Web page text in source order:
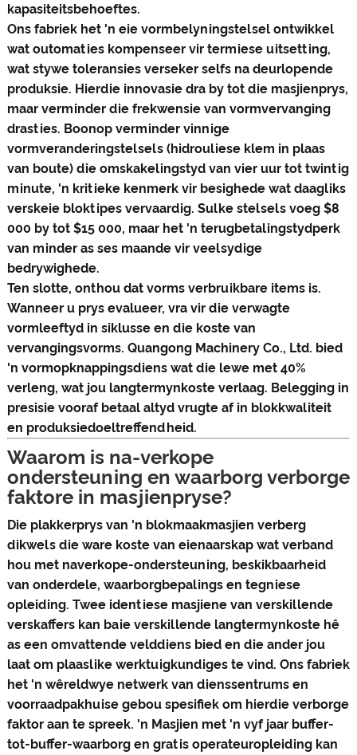
kapasiteitsbehoeftes.
Ons fabriek het 'n eie vormbelyningstelsel ontwikkel
wat outomaties kompenseer vir termiese uitsetting,
wat stywe toleransies verseker selfs na deurlopende
produksie. Hierdie innovasie dra by tot die masjienprys,
maar verminder die frekwensie van vormvervanging
drasties. Boonop verminder vinnige
vormveranderingstelsels (hidrouliese klem in plaas
van boute) die omskakelingstyd van vier uur tot twintig
minute, 'n kritieke kenmerk vir besighede wat daagliks
verskeie bloktipes vervaardig. Sulke stelsels voeg $8
000 by tot $15 000, maar het 'n terugbetalingstydperk
van minder as ses maande vir veelsydige
bedrywighede.
Ten slotte, onthou dat vorms verbruikbare items is.
Wanneer u prys evalueer, vra vir die verwagte
vormleeftyd in siklusse en die koste van
vervangingsvorms. Quangong Machinery Co., Ltd. bied
'n vormopknappingsdiens wat die lewe met 40%
verleng, wat jou langtermynkoste verlaag. Belegging in
presisie vooraf betaal altyd vrugte af in blokkwaliteit
en produksiedoeltreffendheid.
Waarom is na-verkope
ondersteuning en waarborg verborge
faktore in masjienpryse?
Die plakkerprys van 'n blokmaakmasjien verberg
dikwels die ware koste van eienaarskap wat verband
hou met naverkope-ondersteuning, beskikbaarheid
van onderdele, waarborgbepalings en tegniese
opleiding. Twee identiese masjiene van verskillende
verskaffers kan baie verskillende langtermynkoste hê
as een omvattende velddiens bied en die ander jou
laat om plaaslike werktuigkundiges te vind. Ons fabriek
het 'n wêreldwye netwerk van dienssentrums en
voorraadpakhuise gebou spesifiek om hierdie verborge
faktor aan te spreek. 'n Masjien met 'n vyf jaar buffer-
tot-buffer-waarborg en gratis operateuropleiding kan